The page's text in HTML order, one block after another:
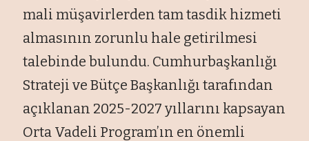
mali müşavirlerden tam tasdik hizmeti
almasının zorunlu hale getirilmesi
talebinde bulundu. Cumhurbaşkanlığı
Strateji ve Bütçe Başkanlığı tarafından
açıklanan 2025-2027 yıllarını kapsayan
Orta Vadeli Program’ın en önemli